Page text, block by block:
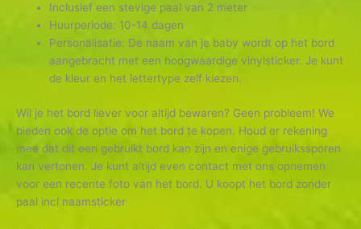
Inclusief een stevige paal van 2 meter
Huurperiode: 10-14 dagen
Personalisatie: De naam van je baby wordt op het bord
aangebracht met een hoogwaardige vinylsticker. Je kunt
de kleur en het lettertype zelf kiezen.
Wil je het bord liever voor altijd bewaren? Geen probleem! We
bieden ook de optie om het bord te kopen. Houd er rekening
mee dat dit een gebruikt bord kan zijn en enige gebruikssporen
kan vertonen. Je kunt altijd even contact met ons opnemen
voor een recente foto van het bord. U koopt het bord zonder
paal incl naamsticker